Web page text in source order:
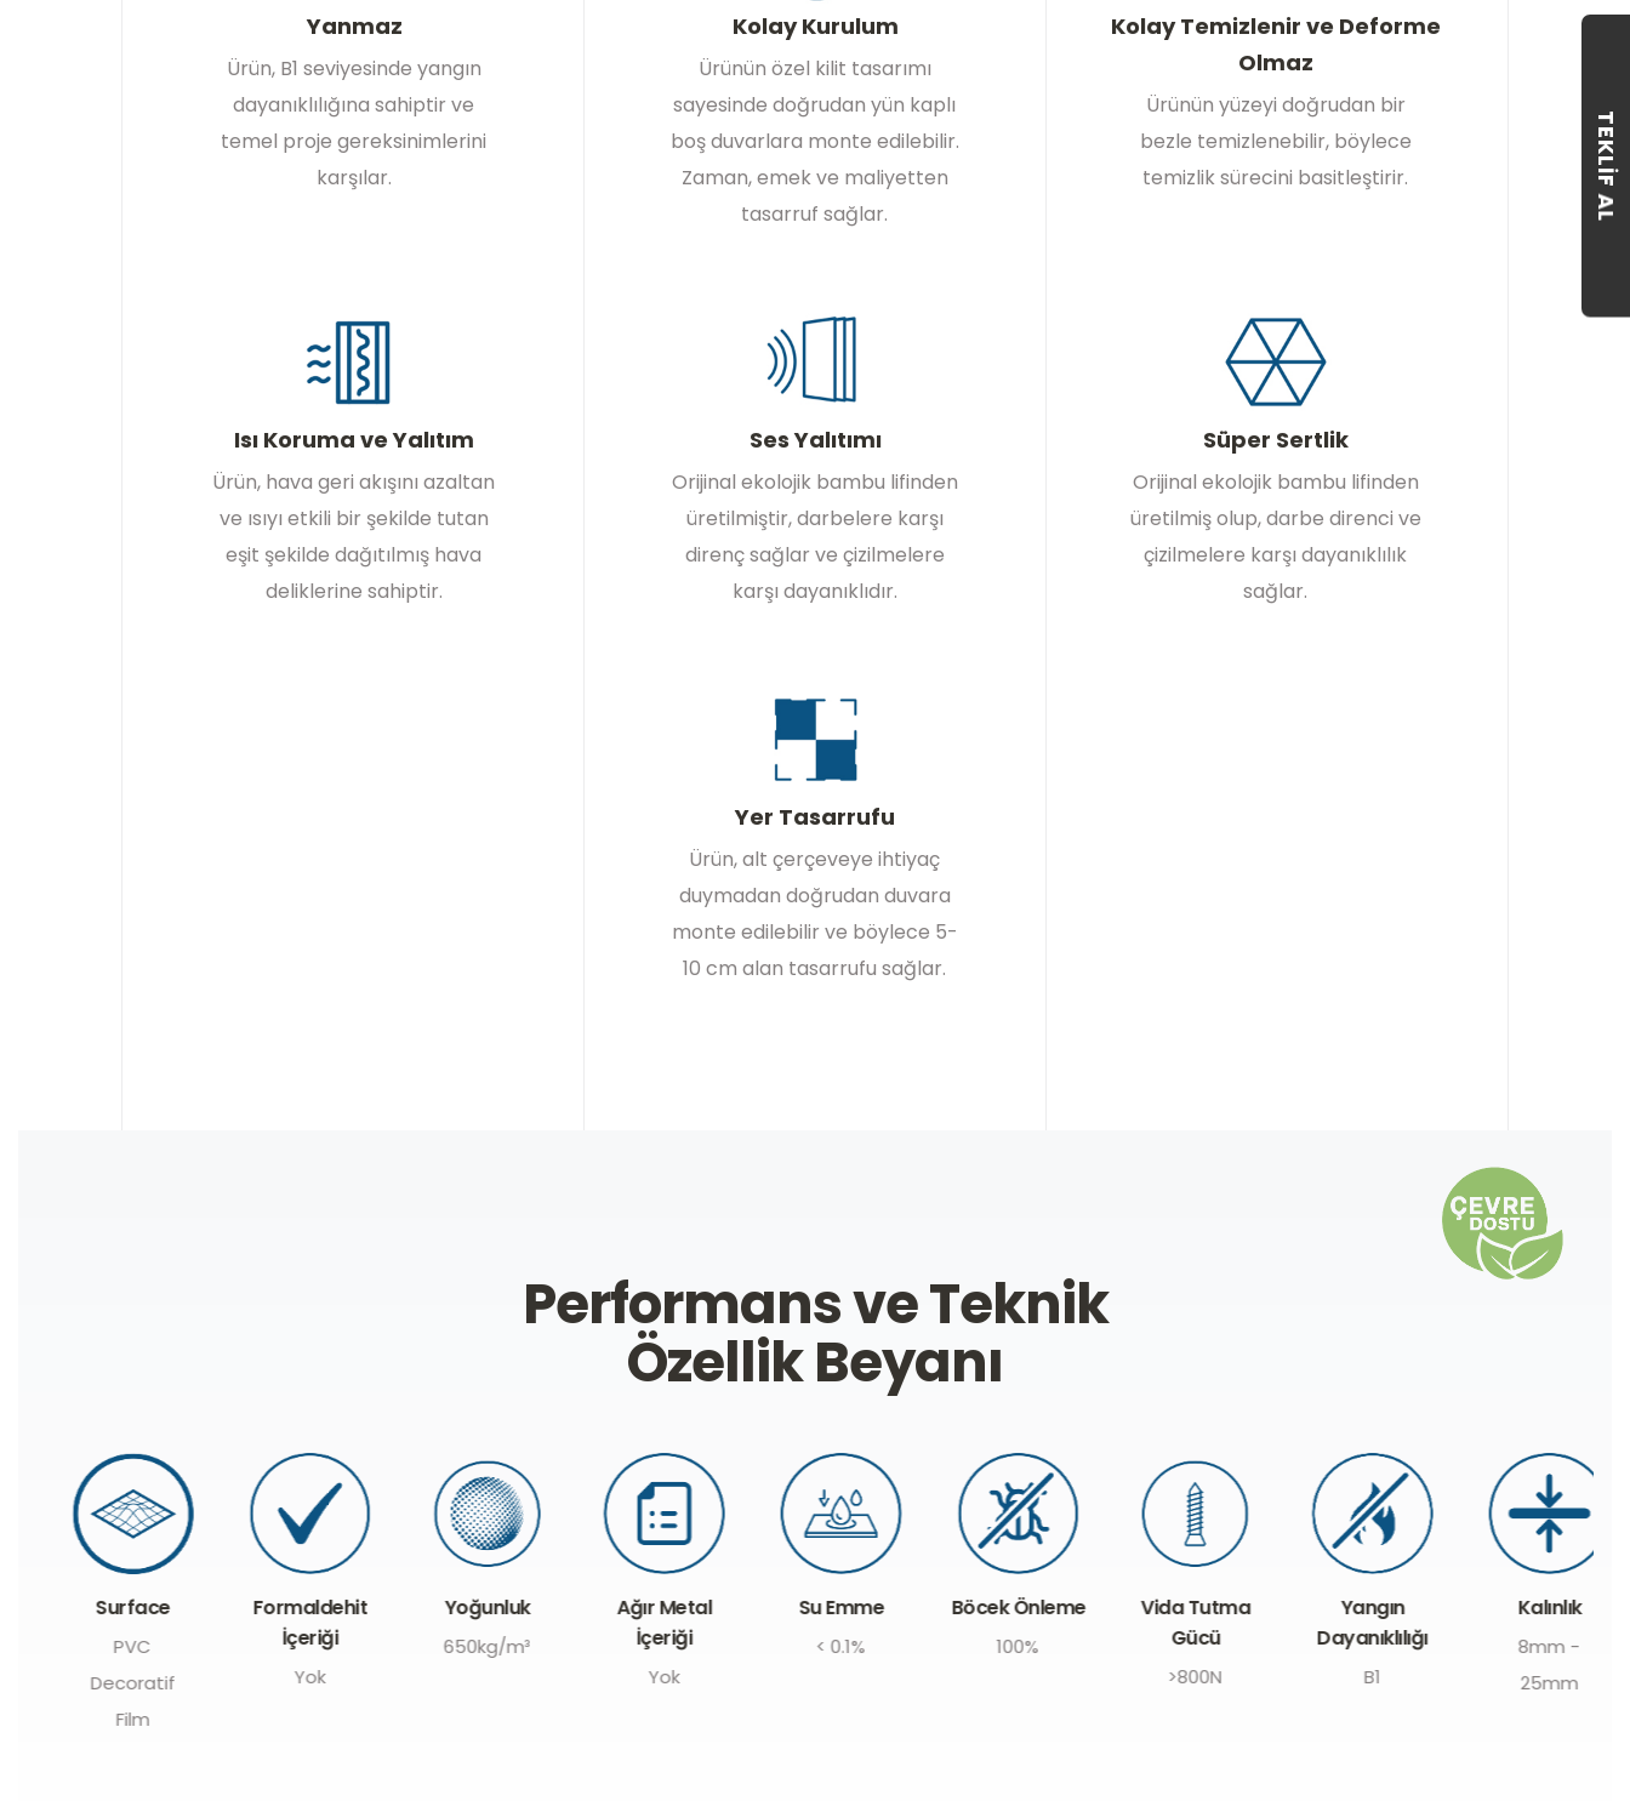
TEKLIF AL
Yanmaz
Ürün, B1 seviyesinde yangın
dayanıklılığına sahiptir ve
temel proje gereksinimlerini
karşılar.
Kolay Kurulum
Ürünün özel kilit tasarımı
sayesinde doğrudan yün kaplı
boş duvarlara monte edilebilir.
Zaman, emek ve maliyetten
tasarruf sağlar.
Kolay Temizlenir ve Deforme
Olmaz
Ürünün yüzeyi doğrudan bir
bezle temizlenebilir, böylece
temizlik sürecini basitleştirir.
Isı Koruma ve Yalıtım
Ürün, hava geri akışını azaltan
ve ısıyı etkili bir şekilde tutan
eşit şekilde dağıtılmış hava
deliklerine sahiptir.
Ses Yalıtımı
Orijinal ekolojik bambu lifinden
üretilmiştir, darbelere karşı
direnç sağlar ve çizilmelere
karşı dayanıklıdır.
Süper Sertlik
Orijinal ekolojik bambu lifinden
üretilmiş olup, darbe direnci ve
çizilmelere karşı dayanıklılık
sağlar.
Yer Tasarrufu
Ürün, alt çerçeveye ihtiyaç
duymadan doğrudan duvara
monte edilebilir ve böylece 5-
10 cm alan tasarrufu sağlar.
Performans ve Teknik
Özellik Beyanı
Surface
PVC
Decoratif
Film
Formaldehit
İçeriği
Yok
Yoğunluk
650kg/m³
Ağır Metal
İçeriği
Yok
Su Emme
< 0.1%
Böcek Önleme
100%
Vida Tutma
Gücü
>800N
Yangın
Dayanıklılığı
Kalınlık
8mm -
25mm